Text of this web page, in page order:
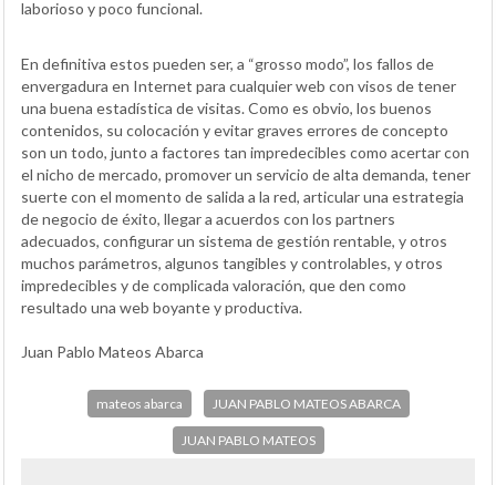
laborioso y poco funcional.
En definitiva estos pueden ser, a “grosso modo”, los fallos de
envergadura en Internet para cualquier web con visos de tener
una buena estadística de visitas. Como es obvio, los buenos
contenidos, su colocación y evitar graves errores de concepto
son un todo, junto a factores tan impredecibles como acertar con
el nicho de mercado, promover un servicio de alta demanda, tener
suerte con el momento de salida a la red, articular una estrategia
de negocio de éxito, llegar a acuerdos con los partners
adecuados, configurar un sistema de gestión rentable, y otros
muchos parámetros, algunos tangibles y controlables, y otros
impredecibles y de complicada valoración, que den como
resultado una web boyante y productiva.
Juan Pablo Mateos Abarca
mateos abarca JUAN PABLO MATEOS ABARCA
JUAN PABLO MATEOS